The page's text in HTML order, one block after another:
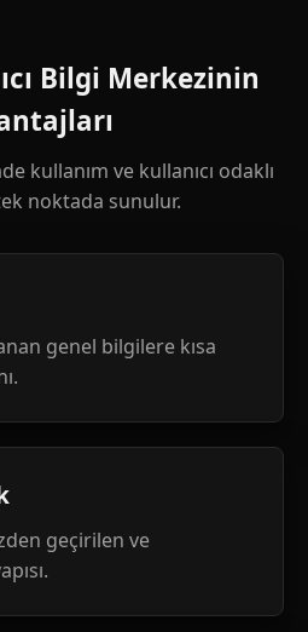
Bilgi Merkezinin
kullanım ve kullanıcı odaklı
noktada sunulur.
genel bilgilere kısa
geçirilen ve